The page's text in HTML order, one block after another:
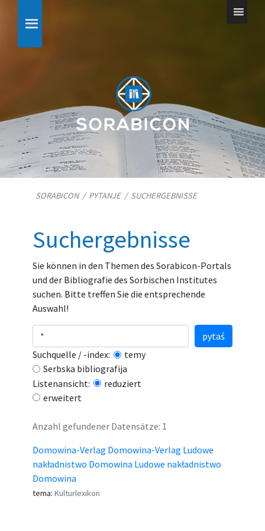
SORABICON/ PYTANJE/ SUCHERGEBNISSE
Suchergebnisse
Sie können in den Themen des Sorabicon-Portals
und der Bibliografie des Sorbischen Institutes
suchen. Bitte treffen Sie die entsprechende
Auswahl!
Suchquelle / -index:
temy
Serbska bibliografija
Listenansicht:
reduziert
erweitert
pytaś
Anzahl gefundener Datensätze: 1
Domowina-Verlag Domowina-Verlag Ludowe
nakładnistwo Domowina Ludowe nakładnistwo
Domowina
tema: Kulturlexikon